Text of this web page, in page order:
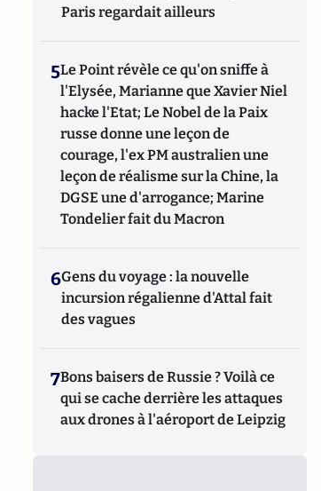
Paris regardait ailleurs
5Le Point révèle ce qu'on sniffe à
l'Elysée, Marianne que Xavier Niel
hacke l'Etat; Le Nobel de la Paix
russe donne une leçon de
courage, l'ex PM australien une
leçon de réalisme sur la Chine, la
DGSE une d'arrogance; Marine
Tondelier fait du Macron
6Gens du voyage : la nouvelle
incursion régalienne d'Attal fait
des vagues
7Bons baisers de Russie ? Voilà ce
qui se cache derrière les attaques
aux drones à l'aéroport de Leipzig